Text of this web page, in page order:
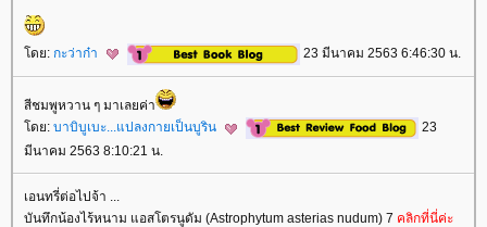
ดย: กะว่าก๋า 23 มีนาคม 2563 6:46:30 น.
สีชมพูหวาน ๆ มาเลยค่า
ดย: บาบิบูเบะ...แปลงกายเป็นบูริน
23
มีนาคม 2563 8:10:21 น.
เอนทรี่ต่อไปจ้า ...
บันทึกน้องไร้หนาม แอสโตรนูดัม (Astrophytum asterias nudum) 7 คลิกที่นี่ค่ะ